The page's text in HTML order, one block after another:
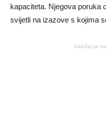
kapaciteta. Njegova poruka
svijetli na izazove s kojima
Sadržaj se